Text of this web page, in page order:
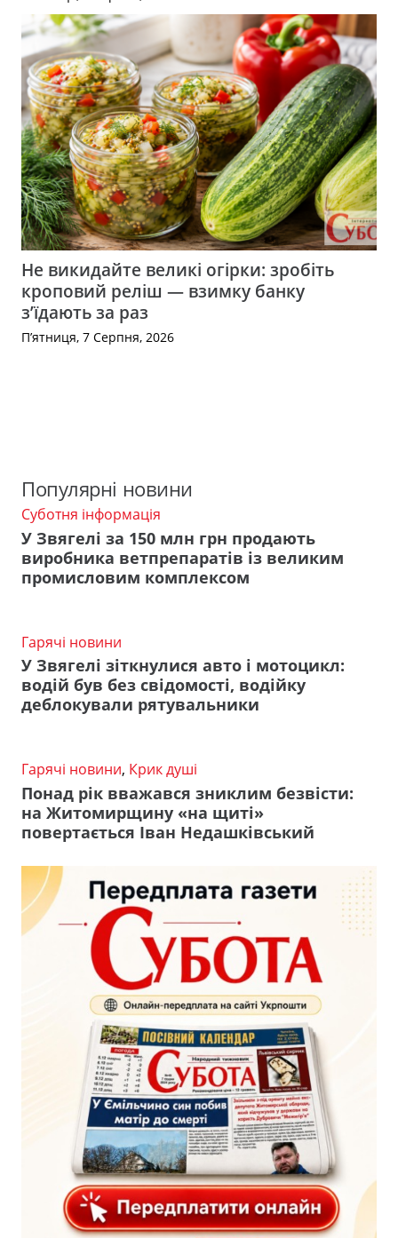
Не викидайте великі огірки: зробіть
кроповий реліш — взимку банку
з’їдають за раз
П’ятниця, 7 Серпня, 2026
Популярні новини
Суботня інформація
У Звягелі за 150 млн грн продають
виробника ветпрепаратів із великим
промисловим комплексом
Гарячі новини
У Звягелі зіткнулися авто і мотоцикл:
водій був без свідомості, водійку
деблокували рятувальники
Гарячі новини, Крик душі
Понад рік вважався зниклим безвісти:
на Житомирщину «на щиті»
повертається Іван Недашківський